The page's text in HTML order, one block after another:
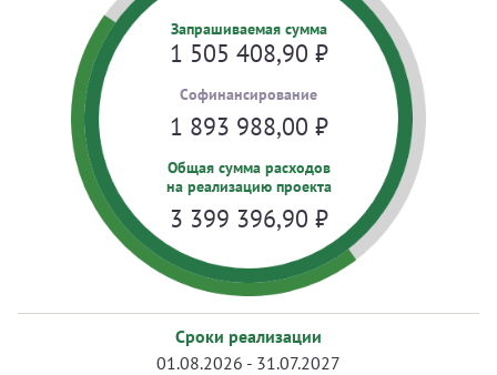
Запрашиваемая сумма
1 505 408,90 ₽
Cофинансирование
1 893 988,00 ₽
Общая сумма расходов
на реализацию проекта
3 399 396,90 ₽
Сроки реализации
01.08.2026 - 31.07.2027